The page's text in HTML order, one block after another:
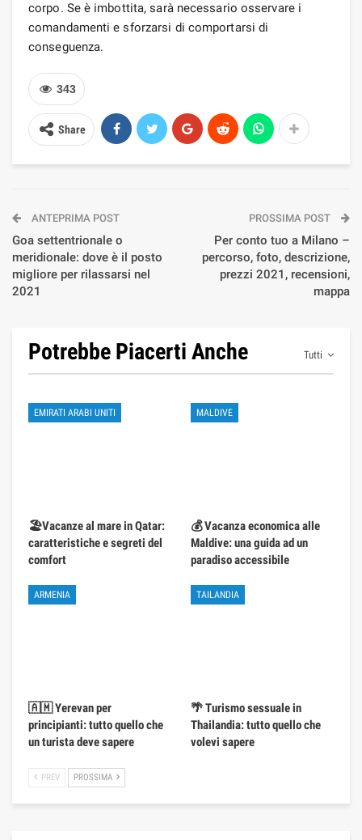
corpo. Se è imbottita, sarà necessario osservare i
comandamenti e sforzarsi di comportarsi di
conseguenza.
343
Share
ANTEPRIMA POST
Goa settentrionale o
meridionale: dove è il posto
migliore per rilassarsi nel
2021
PROSSIMA POST
Per conto tuo a Milano –
percorso, foto, descrizione,
prezzi 2021, recensioni,
mappa
Tutti
Potrebbe Piacerti Anche
EMIRATI ARABI UNITI
🏖️Vacanze al mare in Qatar:
caratteristiche e segreti del
comfort
MALDIVE
💰 Vacanza economica alle
Maldive: una guida ad un
paradiso accessibile
ARMENIA
🇦🇲 Yerevan per
principianti: tutto quello che
un turista deve sapere
TAILANDIA
🌴 Turismo sessuale in
Thailandia: tutto quello che
volevi sapere
PREV PROSSIMA